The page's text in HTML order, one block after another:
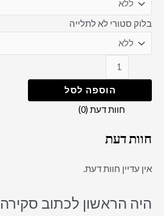
בלוק סטורי לא לתלייה
הוספה לסל
חוות דעת (0)
חוות דעת
אין עדיין חוות דעת.